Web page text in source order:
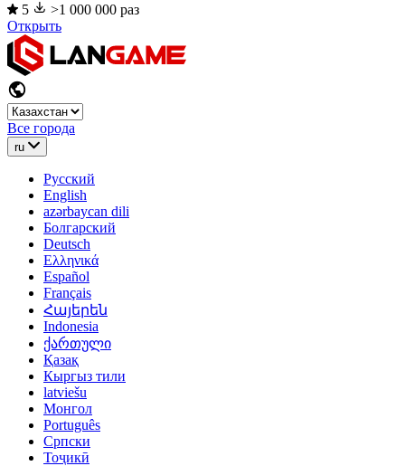
5
>1 000 000 раз
Открыть
Все города
ru
Русский
English
azərbaycan dili
Болгарский
Deutsch
Ελληνικά
Español
Français
Հայերեն
Indonesia
ქართული
Қазақ
Кыргыз тили
latviešu
Монгол
Português
Српски
Тоҷикӣ